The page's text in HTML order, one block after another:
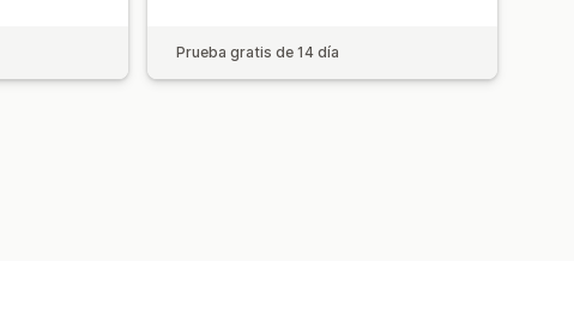
Prueba gratis de 14 día